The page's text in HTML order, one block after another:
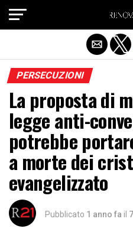
PERSECUZIONI
La proposta di
legge anti-
potrebbe
a morte dei
evangelizzato
Pubblicato 1 anno fa il
Exit